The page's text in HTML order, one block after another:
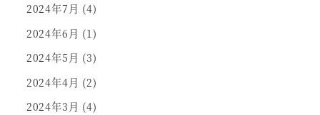
2024年7月 (4)
2024年6月 (1)
2024年5月 (3)
2024年4月 (2)
2024年3月 (4)